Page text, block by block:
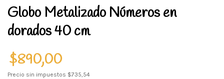
Globo Metalizado Números en
dorados 40 cm
$890,00
Precio sin impuestos $735,54